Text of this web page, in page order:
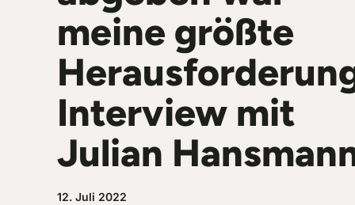
meine größte
Interview mit
Julian
12. Juli 2022